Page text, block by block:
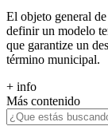
El objeto general
definir un modelo
que garantize un
término municipal.
+ info
Más contenido